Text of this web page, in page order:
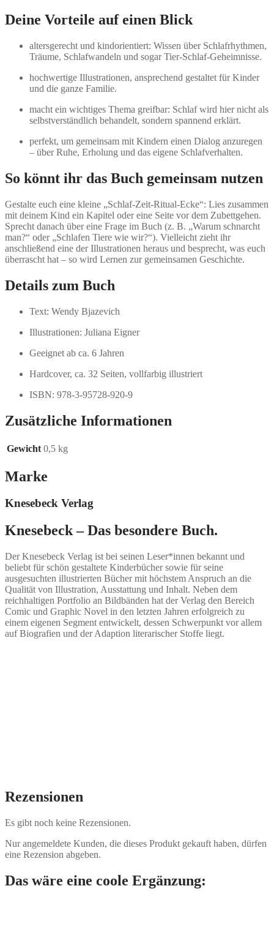
Deine Vorteile auf einen Blick
altersgerecht und kindorientiert: Wissen über Schlafrhythmen,
Träume, Schlafwandeln und sogar Tier-Schlaf-Geheimnisse.
hochwertige Illustrationen, ansprechend gestaltet für Kinder
und die ganze Familie.
macht ein wichtiges Thema greifbar: Schlaf wird hier nicht als
selbstverständlich behandelt, sondern spannend erklärt.
perfekt, um gemeinsam mit Kindern einen Dialog anzuregen
– über Ruhe, Erholung und das eigene Schlafverhalten.
So könnt ihr das Buch gemeinsam nutzen
Gestalte euch eine kleine „Schlaf-Zeit-Ritual-Ecke“: Lies zusammen
mit deinem Kind ein Kapitel oder eine Seite vor dem Zubettgehen.
Sprecht danach über eine Frage im Buch (z. B. „Warum schnarcht
man?“ oder „Schlafen Tiere wie wir?“). Vielleicht zieht ihr
anschließend eine der Illustrationen heraus und besprecht, was euch
überrascht hat – so wird Lernen zur gemeinsamen Geschichte.
Details zum Buch
Text: Wendy Bjazevich
Illustrationen: Juliana Eigner
Geeignet ab ca. 6 Jahren
Hardcover, ca. 32 Seiten, vollfarbig illustriert
ISBN: 978-3-95728-920-9
Zusätzliche Informationen
Gewicht 0,5 kg
Marke
Knesebeck Verlag
Knesebeck – Das besondere Buch.
Der Knesebeck Verlag ist bei seinen Leser*innen bekannt und
beliebt für schön gestaltete Kinderbücher sowie für seine
ausgesuchten illustrierten Bücher mit höchstem Anspruch an die
Qualität von Illustration, Ausstattung und Inhalt. Neben dem
reichhaltigen Portfolio an Bildbänden hat der Verlag den Bereich
Comic und Graphic Novel in den letzten Jahren erfolgreich zu
einem eigenen Segment entwickelt, dessen Schwerpunkt vor allem
auf Biografien und der Adaption literarischer Stoffe liegt.
Rezensionen
Es gibt noch keine Rezensionen.
Nur angemeldete Kunden, die dieses Produkt gekauft haben, dürfen
eine Rezension abgeben.
Das wäre eine coole Ergänzung: